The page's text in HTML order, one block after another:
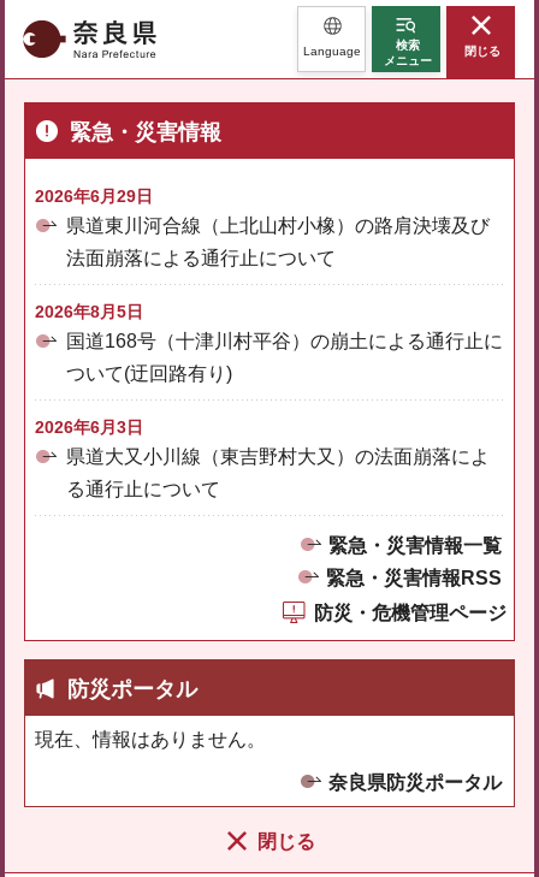
奈良県 Language
検索
メニュー
閉じる
緊急・災害情報
2026年6月29日
県道東川河合線（上北山村小橡）の路肩決壊及び
法面崩落による通行止について
2026年8月5日
国道168号（十津川村平谷）の崩土による通行止に
ついて(迂回路有り)
2026年6月3日
県道大又小川線（東吉野村大又）の法面崩落によ
る通行止について
緊急・災害情報一覧
緊急・災害情報RSS
防災・危機管理ページ
防災ポータル
現在、情報はありません。
奈良県防災ポータル
閉じる